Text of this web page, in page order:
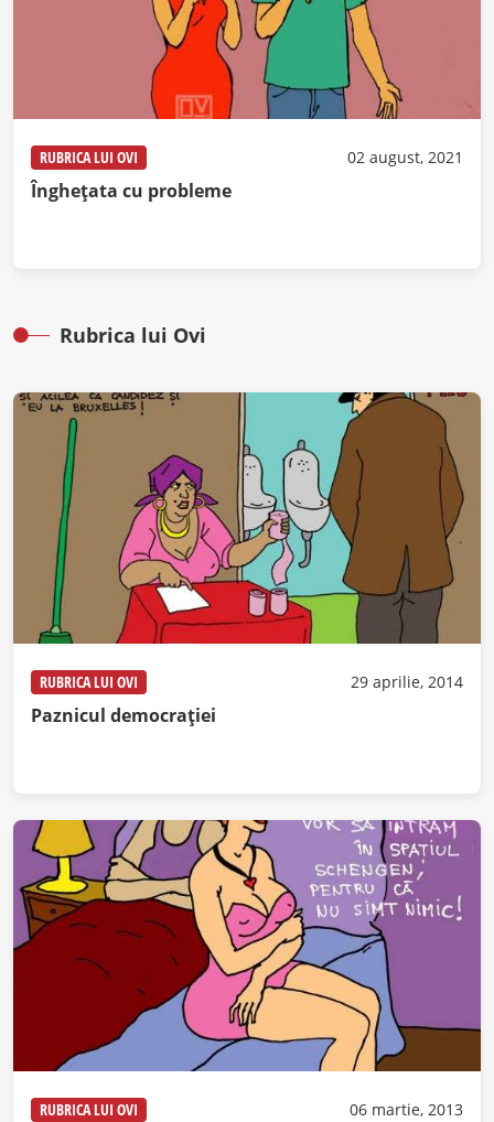
RUBRICA LUI OVI 02 august, 2021
Înghețata cu probleme
Rubrica lui Ovi
RUBRICA LUI OVI 29 aprilie, 2014
Paznicul democraţiei
RUBRICA LUI OVI 06 martie, 2013